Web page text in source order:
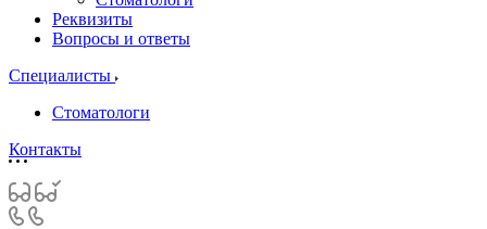
Реквизиты
Вопросы и ответы
Специалисты
Стоматологи
Контакты